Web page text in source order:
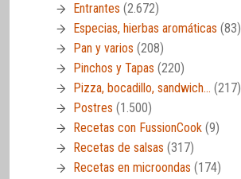
Entrantes (2.672)
Especias, hierbas aromáticas (83)
Pan y varios (208)
Pinchos y Tapas (220)
Pizza, bocadillo, sandwich… (217)
Postres (1.500)
Recetas con FussionCook (9)
Recetas de salsas (317)
Recetas en microondas (174)